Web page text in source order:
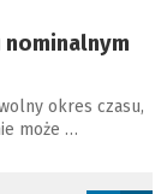
okres czasu,
może …